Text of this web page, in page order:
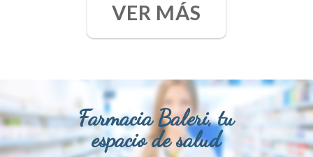
VER MÁS
Farmacia Baleri, tu
espacio de salud